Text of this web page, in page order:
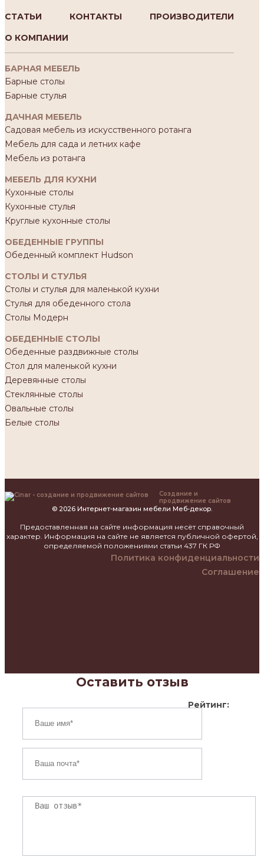
СТАТЬИ
КОНТАКТЫ
ПРОИЗВОДИТЕЛИ
О КОМПАНИИ
БАРНАЯ МЕБЕЛЬ
Барные столы
Барные стулья
ДАЧНАЯ МЕБЕЛЬ
Садовая мебель из искусственного ротанга
Мебель для сада и летних кафе
Мебель из ротанга
МЕБЕЛЬ ДЛЯ КУХНИ
Кухонные столы
Кухонные стулья
Круглые кухонные столы
ОБЕДЕННЫЕ ГРУППЫ
Обеденный комплект Hudson
СТОЛЫ И СТУЛЬЯ
Столы и стулья для маленькой кухни
Стулья для обеденного стола
Столы Модерн
ОБЕДЕННЫЕ СТОЛЫ
Обеденные раздвижные столы
Стол для маленькой кухни
Деревянные столы
Стеклянные столы
Овальные столы
Белые столы
Создание и
продвижение сайтов
© 2026 Интернет-магазин мебели Меб-декор.
Предоставленная на сайте информация несёт справочный
характер. Информация на сайте не является публичной офертой,
определяемой положениями статьи 437 ГК РФ
Политика конфиденциальности
Соглашение
Оставить отзыв
Рейтинг: